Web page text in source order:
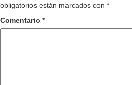
obligatorios están marcados con *
Comentario *